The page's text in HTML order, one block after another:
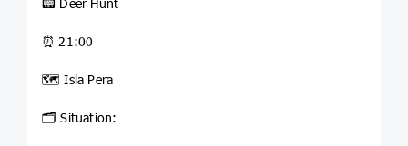
⏰ 21:00
🗺 Isla Pera
🗂 Situation: